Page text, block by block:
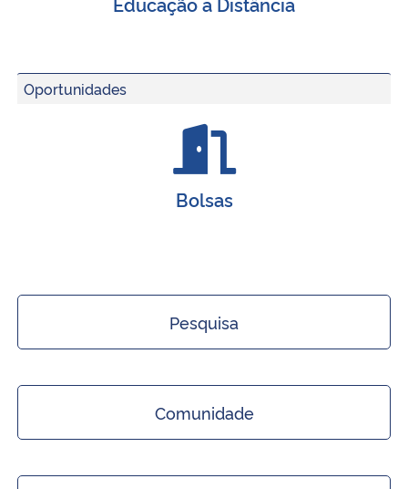
Secretaria de Governo
Oportunidades
Bolsas
Pesquisa
Comunidade